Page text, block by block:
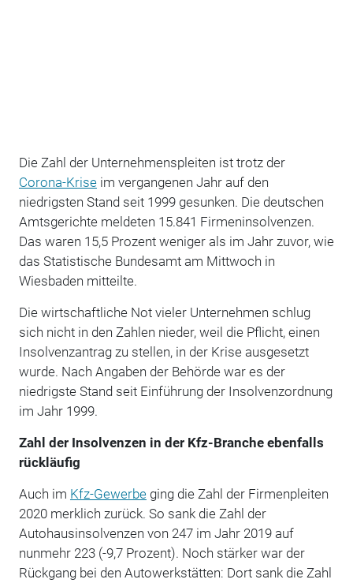
Die Zahl der Unternehmenspleiten ist trotz der
Corona-Kriseim vergangenen Jahr auf den
niedrigsten Stand seit 1999 gesunken. Die deutschen
Amtsgerichte meldeten 15.841 Firmeninsolvenzen.
Das waren 15,5 Prozent weniger als im Jahr zuvor, wie
das Statistische Bundesamt am Mittwoch in
Wiesbaden mitteilte.
Die wirtschaftliche Not vieler Unternehmen schlug
sich nicht in den Zahlen nieder, weil die Pflicht, einen
Insolvenzantrag zu stellen, in der Krise ausgesetzt
wurde. Nach Angaben der Behörde war es der
niedrigste Stand seit Einführung der Insolvenzordnung
im Jahr 1999.
Zahl der Insolvenzen in der Kfz-Branche ebenfalls
rückläufig
Auch im Kfz-Gewerbeging die Zahl der Firmenpleiten
2020 merklich zurück. So sank die Zahl der
Autohausinsolvenzen von 247 im Jahr 2019 auf
nunmehr 223 (-9,7 Prozent). Noch stärker war der
Rückgang bei den Autowerkstätten: Dort sank die Zahl